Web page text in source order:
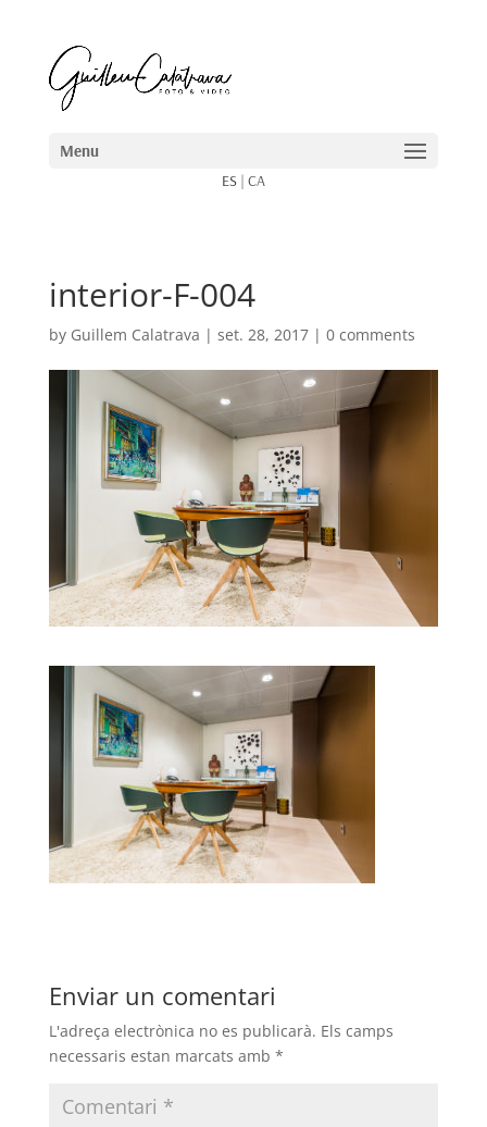
ES| CA
interior-F-004
by Guillem Calatrava | set. 28, 2017| 0 comments
Enviar un comentari
L'adreça electrònica no es publicarà. Els camps
necessaris estan marcats amb *